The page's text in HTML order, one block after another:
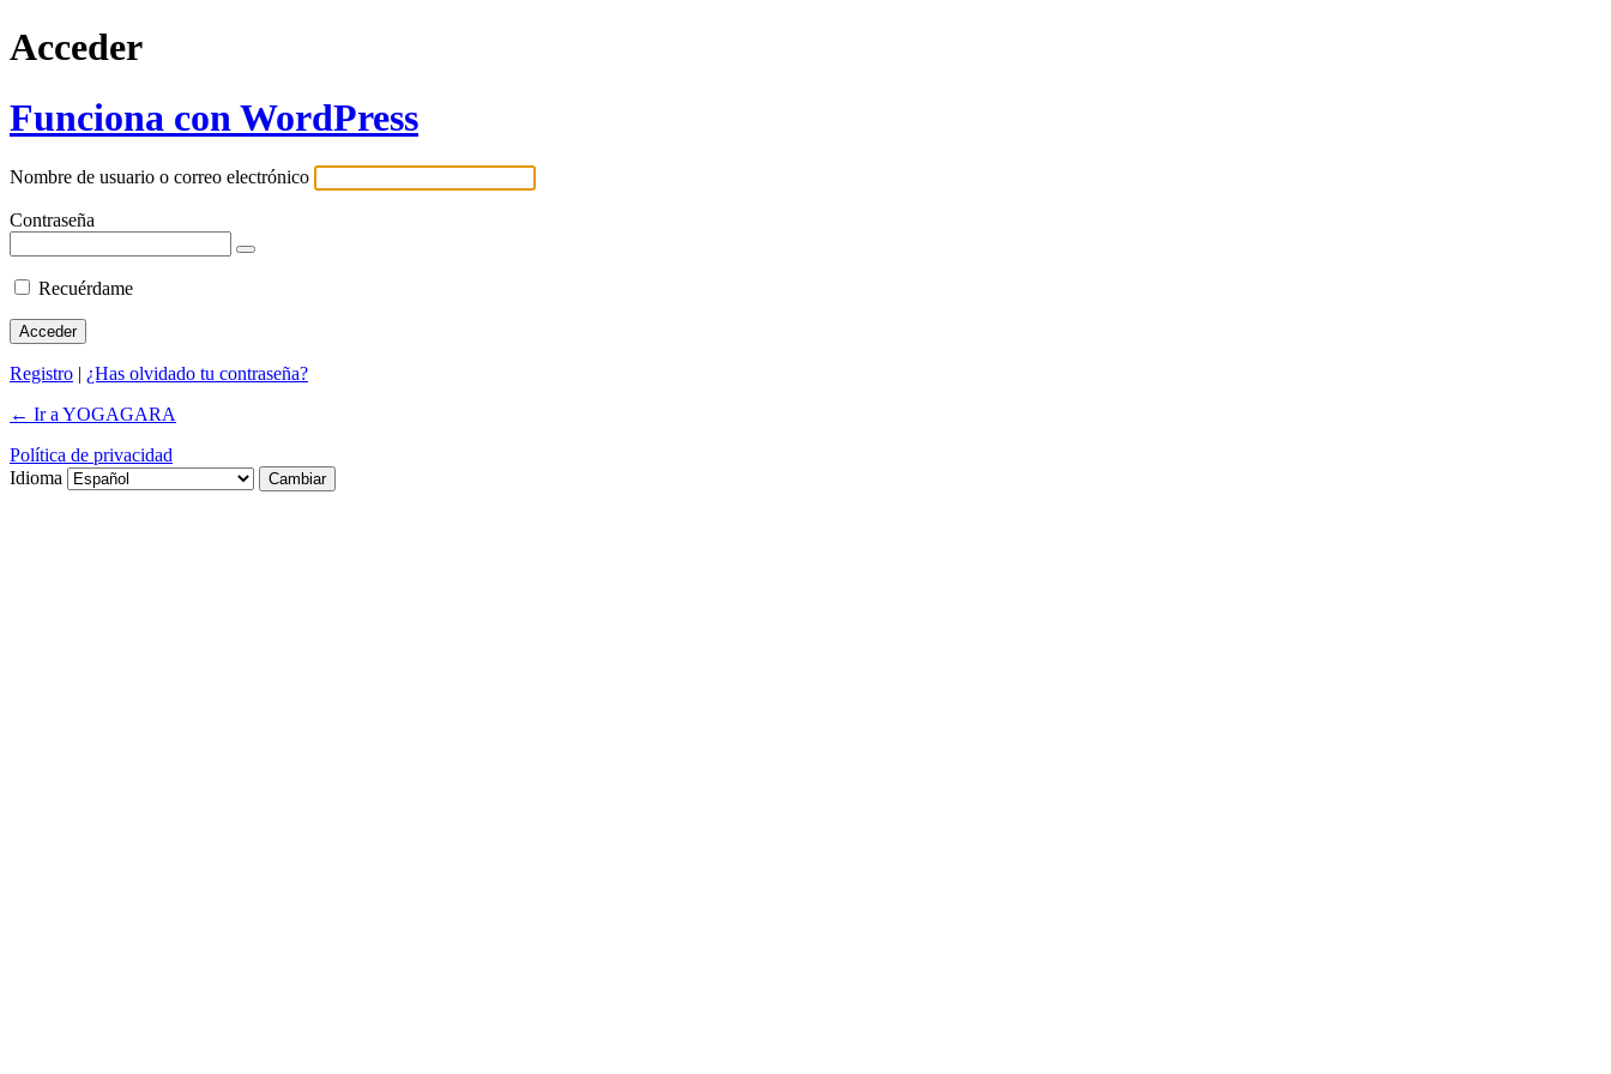
Acceder
Funciona con WordPress
Nombre de usuario o correo electrónico
Contraseña
Recuérdame
Registro | ¿Has olvidado tu contraseña?
← Ir a YOGAGARA
Política de privacidad
Idioma